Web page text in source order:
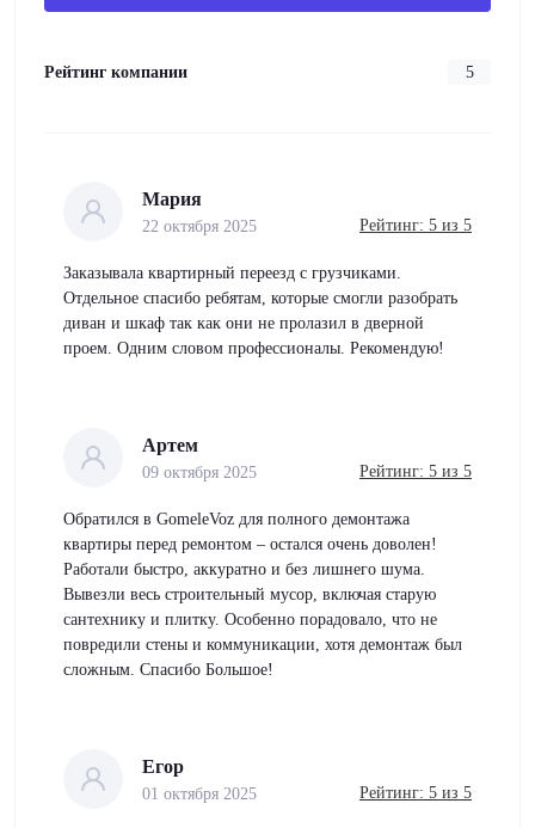
Рейтинг компании 5
Мария
22 октября 2025 Рейтинг: 5 из 5
Заказывала квартирный переезд с грузчиками.
Отдельное спасибо ребятам, которые смогли разобрать
диван и шкаф так как они не пролазил в дверной
проем. Одним словом профессионалы. Рекомендую!
Артем
09 октября 2025 Рейтинг: 5 из 5
Обратился в GomeleVoz для полного демонтажа
квартиры перед ремонтом – остался очень доволен!
Работали быстро, аккуратно и без лишнего шума.
Вывезли весь строительный мусор, включая старую
сантехнику и плитку. Особенно порадовало, что не
повредили стены и коммуникации, хотя демонтаж был
сложным. Спасибо Большое!
Егор
01 октября 2025 Рейтинг: 5 из 5